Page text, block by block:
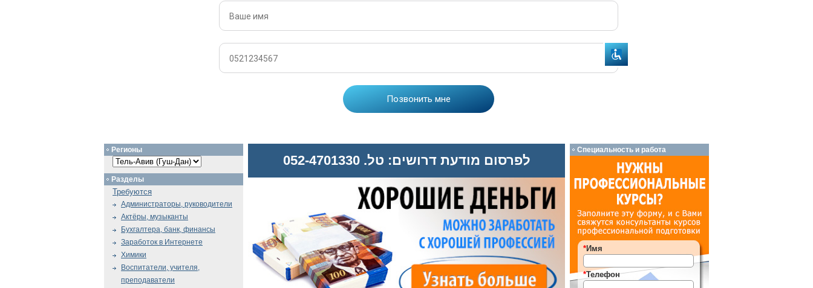
לפרסום מודעת דרושים: טל. 052-4701330
Регионы
Разделы
Требуются
Администраторы, руководители
Актёры, музыканты
Бухгалтера, банк, финансы
Заработок в Интернете
Химики
Воспитатели, учителя,
преподаватели
Специальность и работа
*Имя
*Телефон